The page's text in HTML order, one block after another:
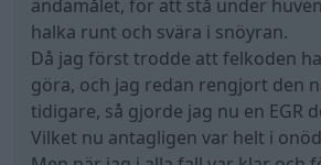
ändamålet, för att stå under
halka runt och svära i snöyran.
Då jag först trodde att felkoden
göra, och jag redan rengjort den
tidigare, så gjorde jag nu en EGR
Vilket nu antagligen var helt i